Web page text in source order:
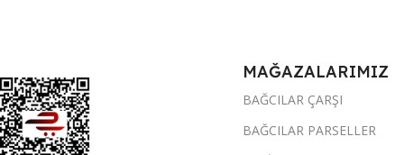
MAĞAZALARIMIZ
BAĞCILAR ÇARŞI
BAĞCILAR PARSELLER